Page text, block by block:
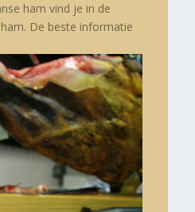
ham vind je in de
De beste informatie